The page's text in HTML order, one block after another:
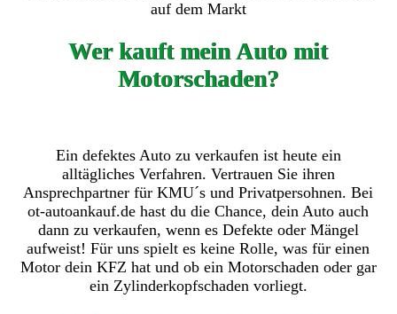
auf dem Markt
Wer kauft mein Auto mit
Motorschaden?
Ein defektes Auto zu verkaufen ist heute ein
alltägliches Verfahren. Vertrauen Sie ihren
Ansprechpartner für KMU´s und Privatpersohnen. Bei
ot-autoankauf.de hast du die Chance, dein Auto auch
dann zu verkaufen, wenn es Defekte oder Mängel
aufweist! Für uns spielt es keine Rolle, was für einen
Motor dein KFZ hat und ob ein Motorschaden oder gar
ein Zylinderkopfschaden vorliegt.